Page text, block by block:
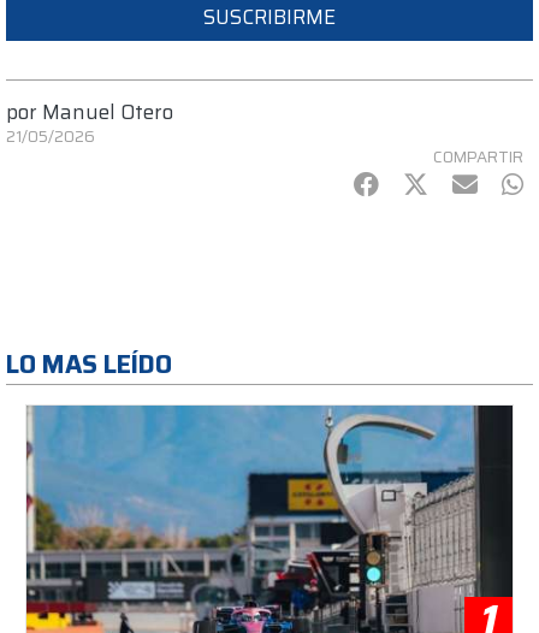
SUSCRIBIRME
por Manuel Otero
21/05/2026
COMPARTIR
Facebook
Twitter
mail
LO MAS LEÍDO
1